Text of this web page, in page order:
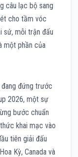
câu lạc bộ sang
cho tầm vóc
sứ, mỗi trận đấu
một phần của
đang đứng trước
2026, một sự
bước chuẩn
khai mạc vào
tiên giải đấu
Kỳ, Canada và